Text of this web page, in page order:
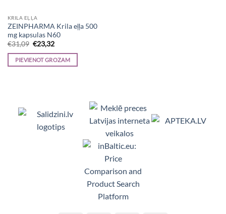
KRILA EĻĻA
ZEINPHARMA Krila eļļa 500
mg kapsulas N60
€31,09 Original
price
was:
€31,09.
€23,32Current
is:
€23,32.
PIEVIENOT GROZAM
Viedpulksteņi, Makita, Ceļojumu